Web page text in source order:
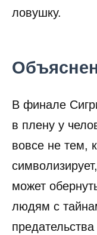
ловушку.
В финале
в плену у
вовсе не тем,
может
людям с